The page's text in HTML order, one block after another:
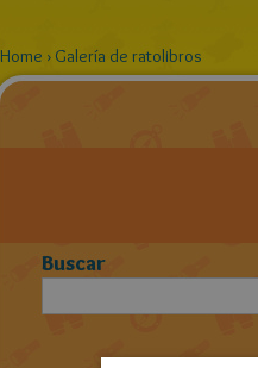
Home › Galería de ratolibros
Buscar